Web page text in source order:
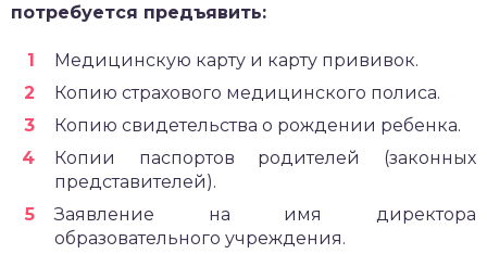
потребуется предъявить:
Медицинскую карту и карту прививок.
Копию страхового медицинского полиса.
Копию свидетельства о рождении ребенка.
Копии паспортов родителей (законных
представителей).
Заявление на имя директора
образовательного учреждения.